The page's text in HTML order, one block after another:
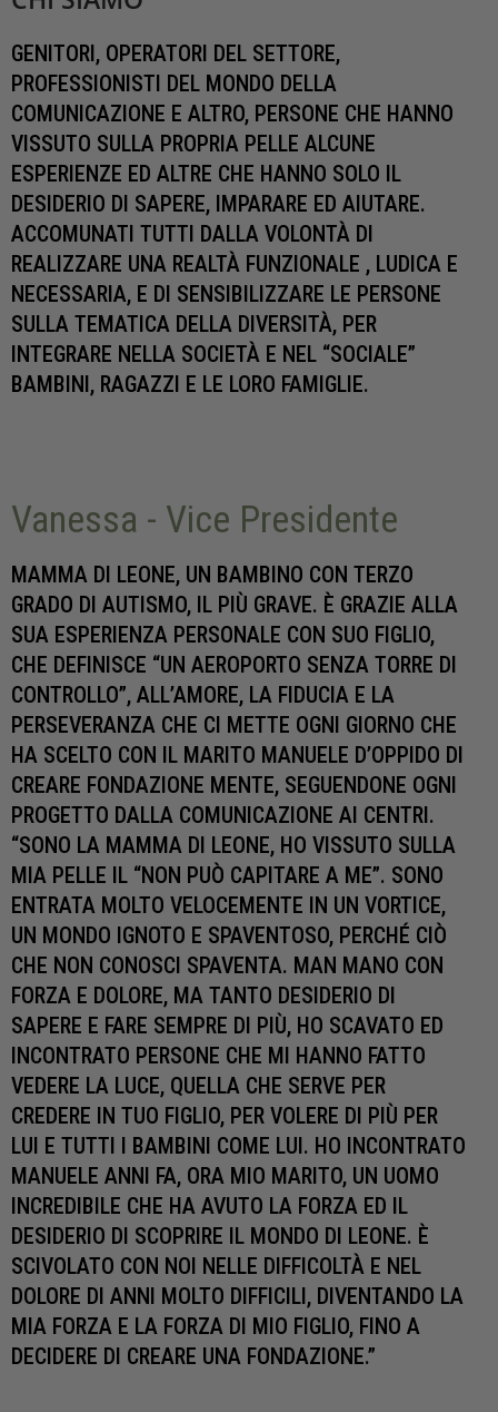
GENITORI, OPERATORI DEL SETTORE,
PROFESSIONISTI DEL MONDO DELLA
COMUNICAZIONE E ALTRO, PERSONE CHE HANNO
VISSUTO SULLA PROPRIA PELLE ALCUNE
ESPERIENZE ED ALTRE CHE HANNO SOLO IL
DESIDERIO DI SAPERE, IMPARARE ED AIUTARE.
ACCOMUNATI TUTTI DALLA VOLONTÀ DI
REALIZZARE UNA REALTÀ FUNZIONALE , LUDICA E
NECESSARIA, E DI SENSIBILIZZARE LE PERSONE
SULLA TEMATICA DELLA DIVERSITÀ, PER
INTEGRARE NELLA SOCIETÀ E NEL “SOCIALE”
BAMBINI, RAGAZZI E LE LORO FAMIGLIE.
Vanessa - Vice Presidente
MAMMA DI LEONE, UN BAMBINO CON TERZO
GRADO DI AUTISMO, IL PIÙ GRAVE. È GRAZIE ALLA
SUA ESPERIENZA PERSONALE CON SUO FIGLIO,
CHE DEFINISCE “UN AEROPORTO SENZA TORRE DI
CONTROLLO”, ALL’AMORE, LA FIDUCIA E LA
PERSEVERANZA CHE CI METTE OGNI GIORNO CHE
HA SCELTO CON IL MARITO MANUELE D’OPPIDO DI
CREARE FONDAZIONE MENTE, SEGUENDONE OGNI
PROGETTO DALLA COMUNICAZIONE AI CENTRI.
“SONO LA MAMMA DI LEONE, HO VISSUTO SULLA
MIA PELLE IL “NON PUÒ CAPITARE A ME”. SONO
ENTRATA MOLTO VELOCEMENTE IN UN VORTICE,
UN MONDO IGNOTO E SPAVENTOSO, PERCHÉ CIÒ
CHE NON CONOSCI SPAVENTA. MAN MANO CON
FORZA E DOLORE, MA TANTO DESIDERIO DI
SAPERE E FARE SEMPRE DI PIÙ, HO SCAVATO ED
INCONTRATO PERSONE CHE MI HANNO FATTO
VEDERE LA LUCE, QUELLA CHE SERVE PER
CREDERE IN TUO FIGLIO, PER VOLERE DI PIÙ PER
LUI E TUTTI I BAMBINI COME LUI. HO INCONTRATO
MANUELE ANNI FA, ORA MIO MARITO, UN UOMO
INCREDIBILE CHE HA AVUTO LA FORZA ED IL
DESIDERIO DI SCOPRIRE IL MONDO DI LEONE. È
SCIVOLATO CON NOI NELLE DIFFICOLTÀ E NEL
DOLORE DI ANNI MOLTO DIFFICILI, DIVENTANDO LA
MIA FORZA E LA FORZA DI MIO FIGLIO, FINO A
DECIDERE DI CREARE UNA FONDAZIONE.”